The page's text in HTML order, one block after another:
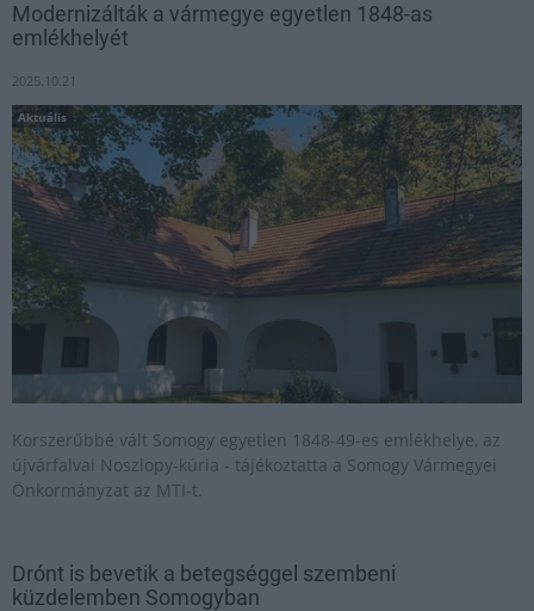
Modernizálták a vármegye egyetlen 1848-as
emlékhelyét
2025.10.21
Aktuális
Korszerűbbé vált Somogy egyetlen 1848-49-es emlékhelye, az
újvárfalvai Noszlopy-kúria - tájékoztatta a Somogy Vármegyei
Önkormányzat az MTI-t.
Drónt is bevetik a betegséggel szembeni
küzdelemben Somogyban